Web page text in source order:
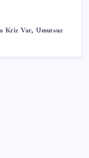
Kriz Var, Umutsuz